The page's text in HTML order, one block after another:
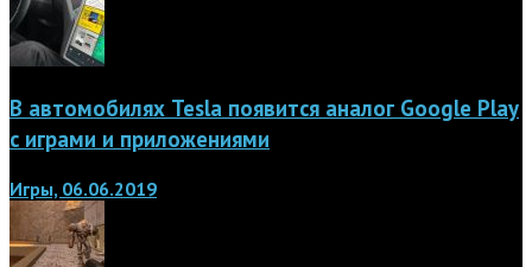
В автомобилях Tesla появится аналог Google Play
с играми и приложениями
Игры, 06.06.2019